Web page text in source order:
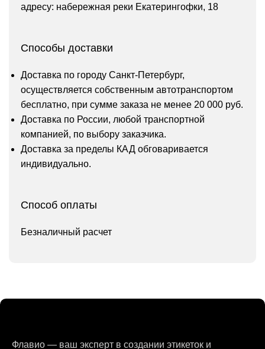
адресу: набережная реки Екатерингофки, 18
Способы доставки
Доставка по городу Санкт-Петербург,
осуществляется собственным автотранспортом
бесплатно, при сумме заказа не менее 20 000 руб.
Доставка по России, любой транспортной
компанией, по выбору заказчика.
Доставка за пределы КАД обговаривается
индивидуально.
Способ оплаты
Безналичный расчет
Флавио — ваш эксперт в создании этикеток и